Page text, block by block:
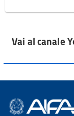
Vai al canale